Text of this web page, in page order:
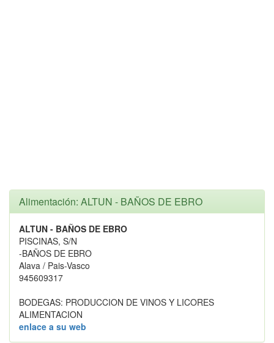
Alimentación: ALTUN - BAÑOS DE EBRO
ALTUN - BAÑOS DE EBRO
PISCINAS, S/N
-BAÑOS DE EBRO
Alava / Pais-Vasco
945609317
BODEGAS: PRODUCCION DE VINOS Y LICORES
ALIMENTACION
enlace a su web